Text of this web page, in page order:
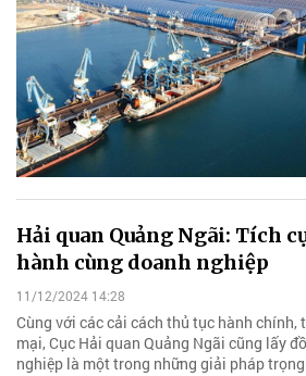
Hải quan Quảng Ngãi: Tích
hành cùng doanh nghiệp
11/12/2024 14:28
Cùng với các cải cách thủ tục hành
mại, Cục Hải quan Quảng Ngãi cũng lấy
nghiệp là một trong những giải pháp